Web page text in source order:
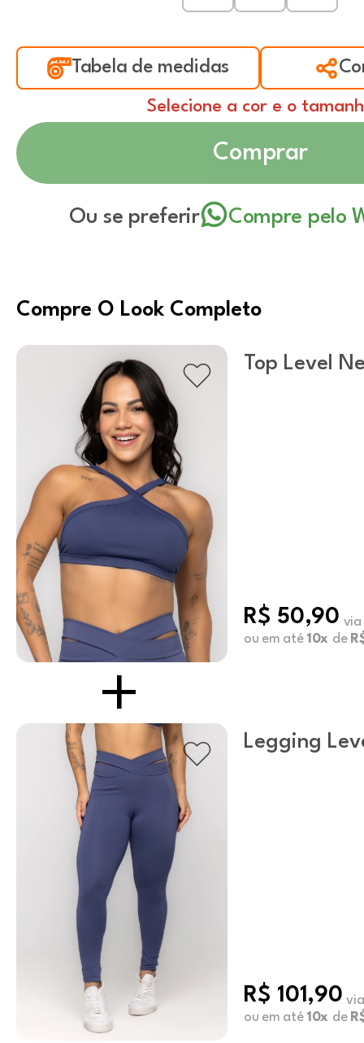
Tabela de medidas
Selecione a cor e o
Comprar
Ou se preferir Compre pelo
Compre O Look Completo
Top Level
R$ 50,90 via
ou em até 10x de
Legging
R$ 101,90
ou em até 10x de